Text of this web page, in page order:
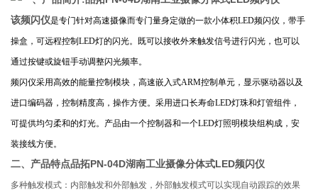
该频闪仪是专门针对高速摄像而专门量身定做的一款小体积LED频闪仪 ，带手
操盒 ，可远程控制LED灯的闪光。既可以接收外来触发信号进行闪光 ，也可以
通过按键或旋钮手动调整闪光频率。
频闪仪采用高效的能量控制模块，高速嵌入式ARM控制单元，显示驱动器以及
进口编码器，控制精度高，操作方便。采用进口长寿命LED灯珠和灯管组件，
可提供均匀柔和的灯光。产品由一个控制器和一个LED灯照明模块组构成，安
装接线方便。
二、产品特点品拓PN-04D湖南工业摄像分体式LED频闪仪
多种触发模式：内部触发和外部触发，外部触发模式可以实现自动跟踪的效果